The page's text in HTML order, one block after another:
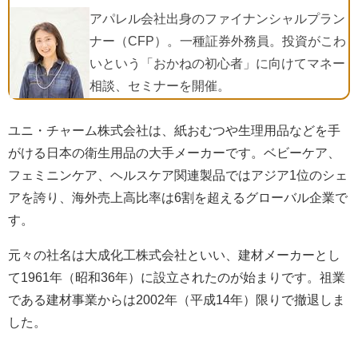
アパレル会社出身のファイナンシャルプラン
ナー（CFP）。一種証券外務員。投資がこわ
いという「おかねの初心者」に向けてマネー
相談、セミナーを開催。
ユニ・チャーム株式会社は、紙おむつや生理用品などを手
がける日本の衛生用品の大手メーカーです。ベビーケア、
フェミニンケア、ヘルスケア関連製品ではアジア1 位のシェ
アを誇り、海外売上高比率は6割を超えるグローバル企業で
す。
元々の社名は大成化工株式会社といい、建材メーカーとし
て1961 年（昭和36年）に設立されたのが始まりです。祖業
である建材事業からは2002年（平成14年）限りで撤退しま
した。